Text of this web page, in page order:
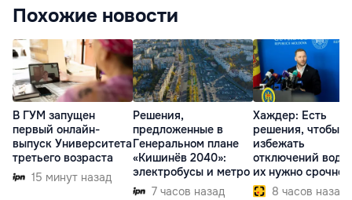
Похожие новости
В ГУМ запущен
первый онлайн-
выпуск Университета
третьего возраста
15 минут назад
Решения,
предложенные в
Генеральном плане
«Кишинёв 2040»:
электробусы и метро
7 часов назад
Хаждер: Есть
решения, чтобы
избежать
отключений
их нужно срочно
внедрить
8 часов назад